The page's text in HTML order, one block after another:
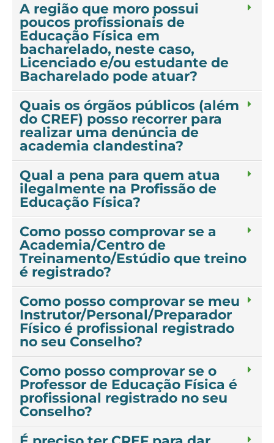
A região que moro possui
poucos profissionais de
Educação Física em
bacharelado, neste caso,
Licenciado e/ou estudante de
Bacharelado pode atuar?
Quais os órgãos públicos (além
do CREF) posso recorrer para
realizar uma denúncia de
academia clandestina?
Qual a pena para quem atua
ilegalmente na Profissão de
Educação Física?
Como posso comprovar se a
Academia/Centro de
Treinamento/Estúdio que treino
é registrado?
Como posso comprovar se meu
Instrutor/Personal/Preparador
Físico é profissional registrado
no seu Conselho?
Como posso comprovar se o
Professor de Educação Física é
profissional registrado no seu
Conselho?